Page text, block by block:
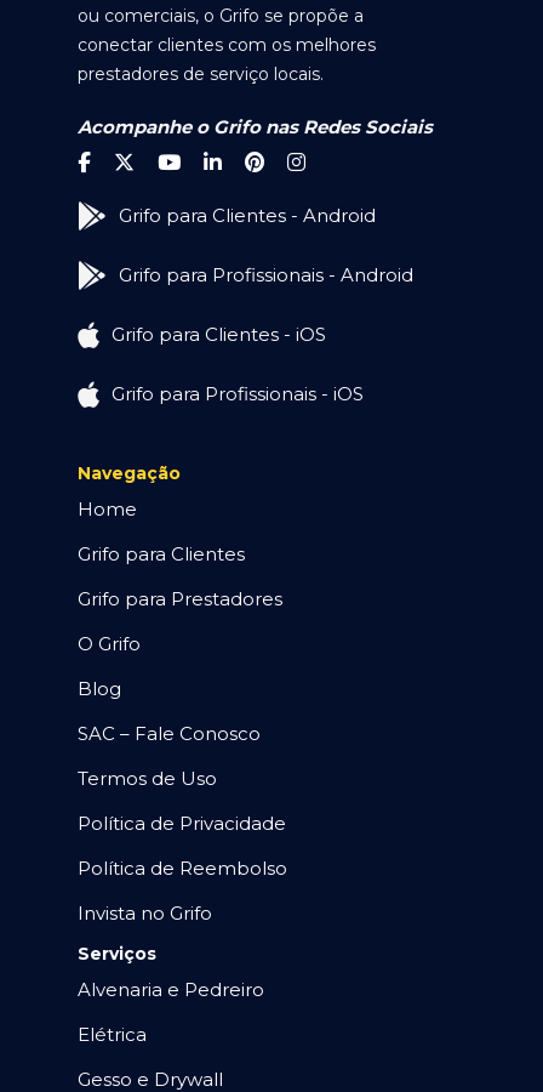
ou comerciais, o Grifo se propõe a
conectar clientes com os melhores
prestadores de serviço locais.
Acompanhe o Grifo nas Redes Sociais
Grifo para Clientes - Android
Grifo para Profissionais - Android
Grifo para Clientes - iOS
Grifo para Profissionais - iOS
Navegação
Home
Grifo para Clientes
Grifo para Prestadores
O Grifo
Blog
SAC – Fale Conosco
Termos de Uso
Política de Privacidade
Política de Reembolso
Invista no Grifo
Serviços
Alvenaria e Pedreiro
Elétrica
Gesso e Drywall